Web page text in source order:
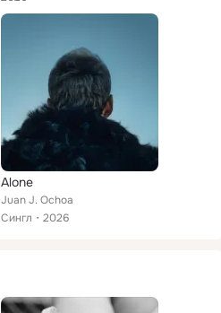
Alone
Juan J. Ochoa
Сингл
2026